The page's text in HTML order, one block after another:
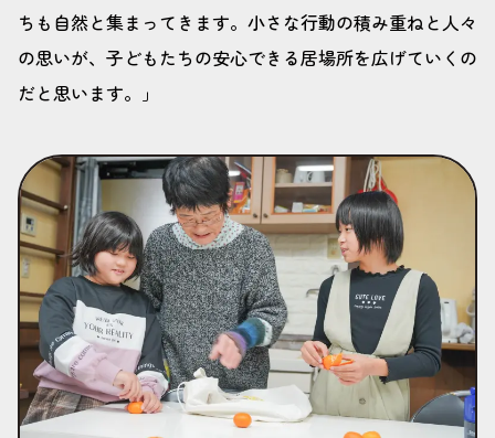
ちも自然と集まってきます。小さな行動の積み重ねと人々
の思いが、子どもたちの安心できる居場所を広げていくの
だと思います。」